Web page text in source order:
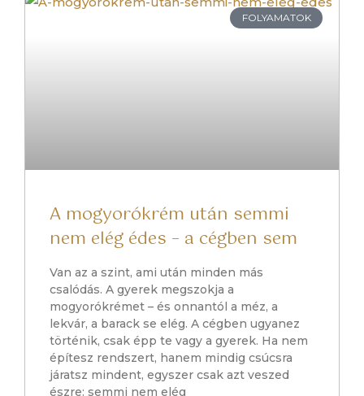
FOLYAMATOK
A mogyorókrém után semmi
nem elég édes – a cégben sem
Van az a szint, ami után minden más
csalódás. A gyerek megszokja a
mogyorókrémet – és onnantól a méz, a
lekvár, a barack se elég. A cégben ugyanez
történik, csak épp te vagy a gyerek. Ha nem
építesz rendszert, hanem mindig csúcsra
járatsz mindent, egyszer csak azt veszed
észre: semmi nem elég